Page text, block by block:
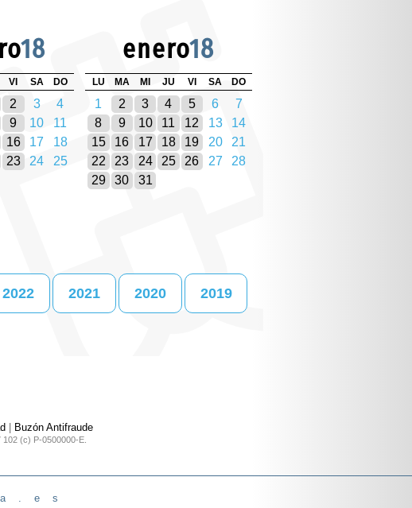
18
VI SA DO
2 3
4
9 10
11
16 17
18
23 24
25
enero18
LU MA MI JU VI SA DO
1 2 3 4 5 6
7
8
9 10 11 12 13
14
15
16 17 18 19 20
21
22
23 24 25 26 27
28
29
30 31
2022 2021 2020 2019
Buzón Antifraude
(c) P-0500000-E.